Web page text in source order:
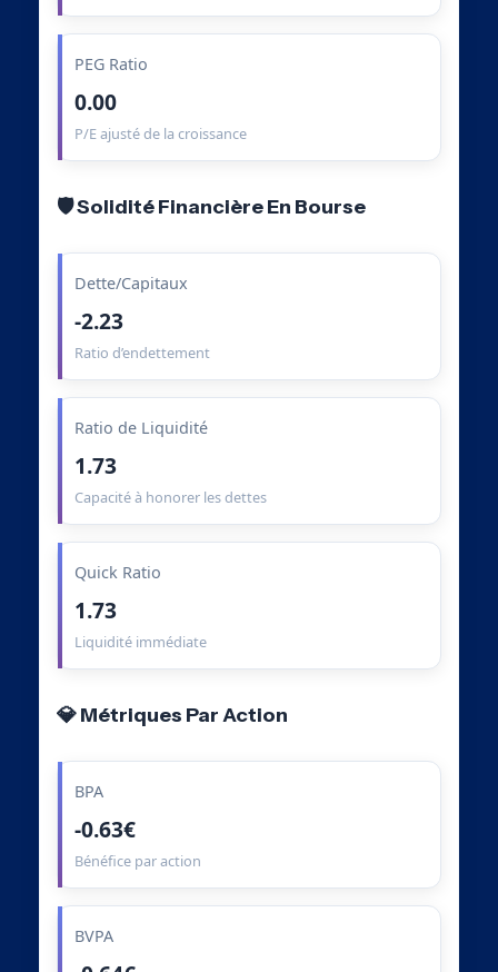
PEG Ratio
0.00
P/E ajusté de la croissance
🛡️ Solidité Financière En Bourse
Dette/Capitaux
-2.23
Ratio d’endettement
Ratio de Liquidité
1.73
Capacité à honorer les dettes
Quick Ratio
1.73
Liquidité immédiate
💎 Métriques Par Action
BPA
-0.63€
Bénéfice par action
BVPA